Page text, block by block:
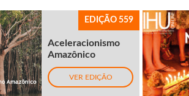
EDIÇÃO 559
Aceleracionismo
Amazônico
VER EDIÇÃO